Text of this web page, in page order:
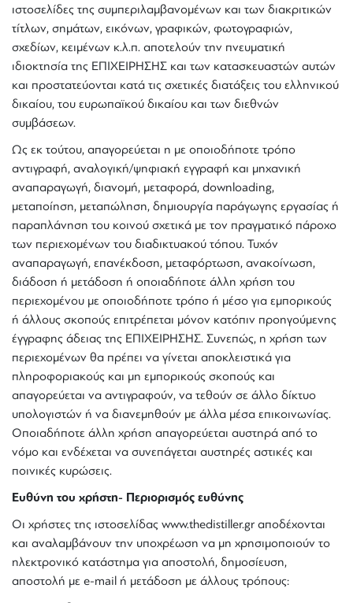
ιστοσελίδες της συμπεριλαμβανομένων και των διακριτικών
τίτλων, σημάτων, εικόνων, γραφικών, φωτογραφιών,
σχεδίων, κειμένων κ.λ.π. αποτελούν την πνευματική
ιδιοκτησία της ΕΠΙΧΕΙΡΗΣΗΣ και των κατασκευαστών αυτών
και προστατεύονται κατά τις σχετικές διατάξεις του ελληνικού
δικαίου, του ευρωπαϊκού δικαίου και των διεθνών
συμβάσεων.
Ως εκ τούτου, απαγορεύεται η με οποιοδήποτε τρόπο
αντιγραφή, αναλογική/ψηφιακή εγγραφή και μηχανική
αναπαραγωγή, διανομή, μεταφορά, downloading,
μεταποίηση, μεταπώληση, δημιουργία παράγωγης εργασίας ή
παραπλάνηση του κοινού σχετικά με τον πραγματικό πάροχο
των περιεχομένων του διαδικτυακού τόπου. Τυχόν
αναπαραγωγή, επανέκδοση, μεταφόρτωση, ανακοίνωση,
διάδοση ή μετάδοση ή οποιαδήποτε άλλη χρήση του
περιεχομένου με οποιοδήποτε τρόπο ή μέσο για εμπορικούς
ή άλλους σκοπούς επιτρέπεται μόνον κατόπιν προηγούμενης
έγγραφης άδειας της ΕΠΙΧΕΙΡΗΣΗΣ. Συνεπώς, η χρήση των
περιεχομένων θα πρέπει να γίνεται αποκλειστικά για
πληροφοριακούς και μη εμπορικούς σκοπούς και
απαγορεύεται να αντιγραφούν, να τεθούν σε άλλο δίκτυο
υπολογιστών ή να διανεμηθούν με άλλα μέσα επικοινωνίας.
Οποιαδήποτε άλλη χρήση απαγορεύεται αυστηρά από το
νόμο και ενδέχεται να συνεπάγεται αυστηρές αστικές και
ποινικές κυρώσεις.
Ευθύνη του χρήστη- Περιορισμός ευθύνης
Οι χρήστες της ιστοσελίδας www.thedistiller.gr αποδέχονται
και αναλαμβάνουν την υποχρέωση να μη χρησιμοποιούν το
ηλεκτρονικό κατάστημα για αποστολή, δημοσίευση,
αποστολή με e-mail ή μετάδοση με άλλους τρόπους: